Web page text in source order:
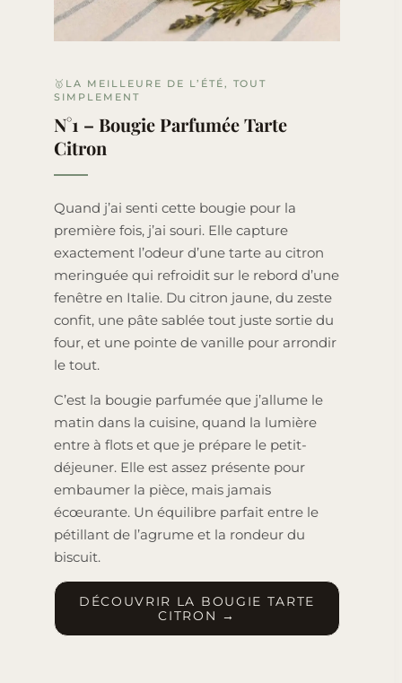
🥇LA MEILLEURE DE L’ÉTÉ, TOUT
SIMPLEMENT
N°1 – Bougie Parfumée Tarte
Citron
Quand j’ai senti cette bougie pour la
première fois, j’ai souri. Elle capture
exactement l’odeur d’une tarte au citron
meringuée qui refroidit sur le rebord d’une
fenêtre en Italie. Du citron jaune, du zeste
confit, une pâte sablée tout juste sortie du
four, et une pointe de vanille pour arrondir
le tout.
C’est la bougie parfumée que j’allume le
matin dans la cuisine, quand la lumière
entre à flots et que je prépare le petit-
déjeuner. Elle est assez présente pour
embaumer la pièce, mais jamais
écœurante. Un équilibre parfait entre le
pétillant de l’agrume et la rondeur du
biscuit.
DÉCOUVRIR LA BOUGIE TARTE
CITRON →